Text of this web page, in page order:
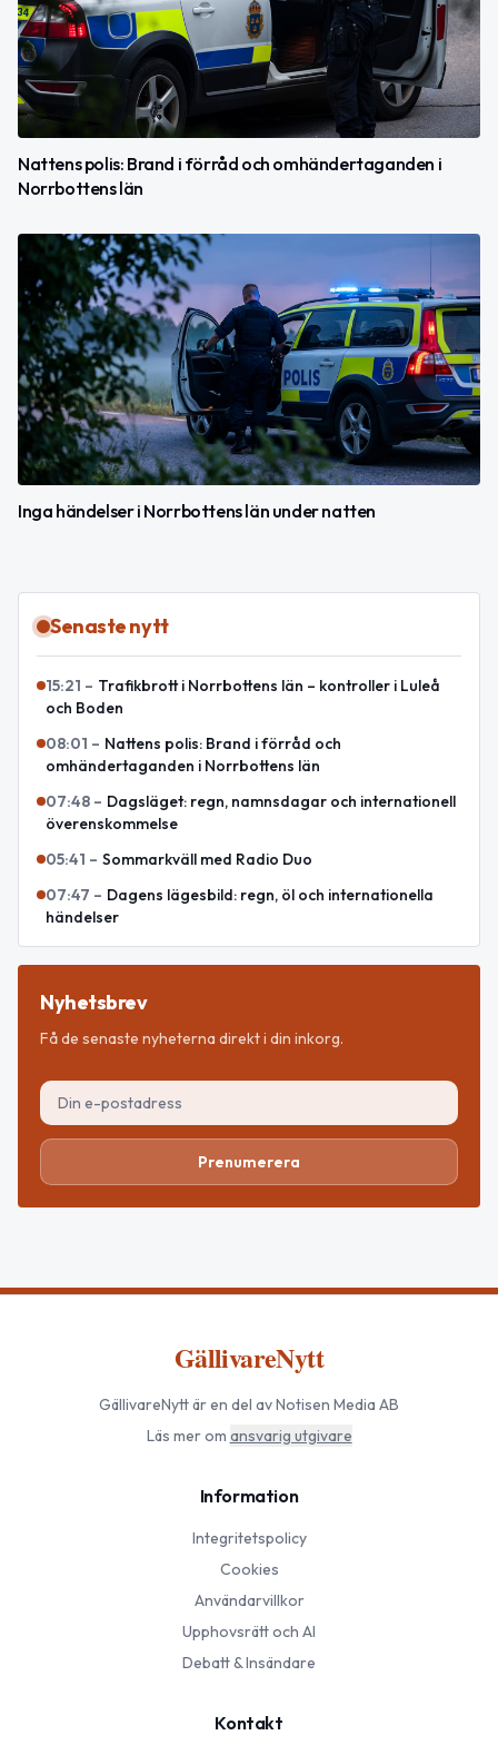
Nattens polis: Brand i förråd och omhändertaganden i
Norrbottens län
Inga händelser i Norrbottens län under natten
Senaste nytt
15:21 – Trafikbrott i Norrbottens län – kontroller i Luleå
och Boden
08:01 – Nattens polis: Brand i förråd och
omhändertaganden i Norrbottens län
07:48 – Dagsläget: regn, namnsdagar och internationell
överenskommelse
05:41 – Sommarkväll med Radio Duo
07:47 – Dagens lägesbild: regn, öl och internationella
händelser
Nyhetsbrev
Få de senaste nyheterna direkt i din inkorg.
Prenumerera
GällivareNytt
GällivareNyttär en del av Notisen Media AB
Läs mer om ansvarig utgivare
Information
Integritetspolicy
Cookies
Användarvillkor
Upphovsrätt och AI
Debatt & Insändare
Kontakt